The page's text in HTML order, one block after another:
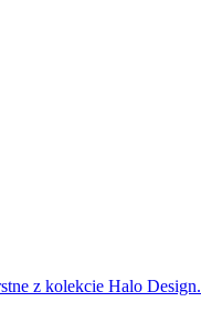
z kolekcie Halo Design.